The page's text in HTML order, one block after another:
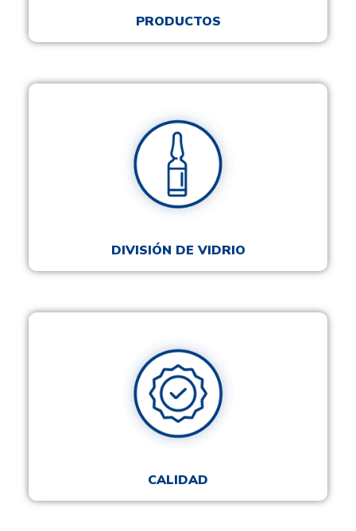
PRODUCTOS
DIVISIÓN DE VIDRIO
CALIDAD